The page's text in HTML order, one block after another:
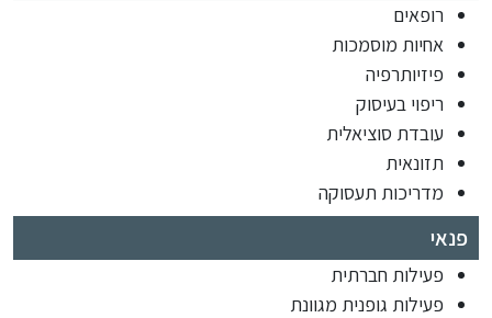
רופאים
אחיות מוסמכות
פיזיותרפיה
ריפוי בעיסוק
עובדת סוציאלית
תזונאית
מדריכות תעסוקה
פנאי
פעילות חברתית
פעילות גופנית מגוונת